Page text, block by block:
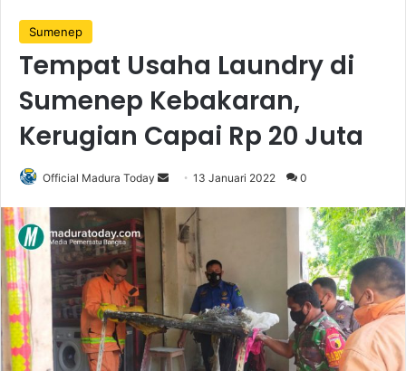
Sumenep
Tempat Usaha Laundry di
Sumenep Kebakaran,
Kerugian Capai Rp 20 Juta
Official Madura Today
m
a
13 Januari 2022 0